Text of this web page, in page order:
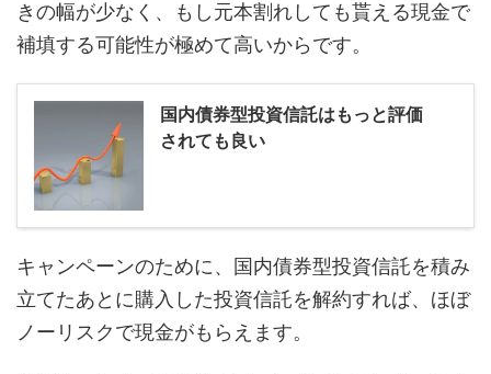
きの幅が少なく、もし元本割れしても貰える現金で
補填する可能性が極めて高いからです。
国内債券型投資信託はもっと評価
されても良い
キャンペーンのために、国内債券型投資信託を積み
立てたあとに購入した投資信託を解約すれば、ほぼ
ノーリスクで現金がもらえます。